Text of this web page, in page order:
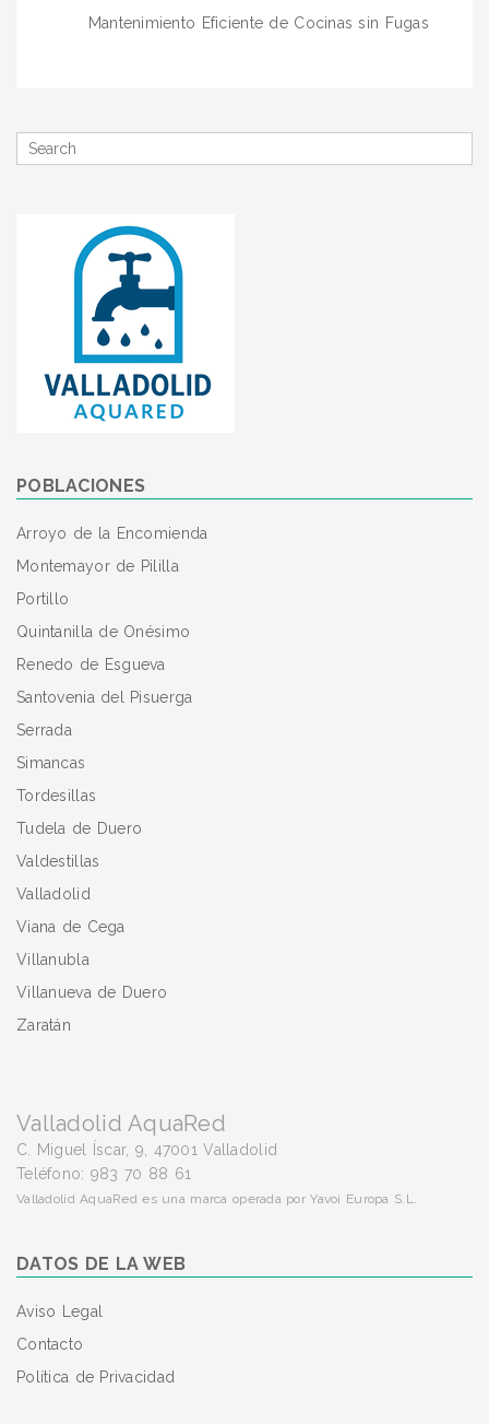
Mantenimiento Eficiente de Cocinas sin Fugas
Search
for
POBLACIONES
Arroyo de la Encomienda
Montemayor de Pililla
Portillo
Quintanilla de Onésimo
Renedo de Esgueva
Santovenia del Pisuerga
Serrada
Simancas
Tordesillas
Tudela de Duero
Valdestillas
Valladolid
Viana de Cega
Villanubla
Villanueva de Duero
Zaratán
Valladolid AquaRed
C. Miguel Íscar, 9, 47001 Valladolid
Teléfono: 983 70 88 61
Valladolid AquaRed es una marca operada por Yavoi Europa S.L.
DATOS DE LA WEB
Aviso Legal
Contacto
Política de Privacidad